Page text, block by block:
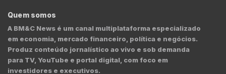
Quem somos
A BM&C News é um canal multiplataforma especializado
em economia, mercado financeiro, política e negócios.
Produz conteúdo jornalístico ao vivo e sob demanda
para TV, YouTube e portal digital, com foco em
investidores e executivos.